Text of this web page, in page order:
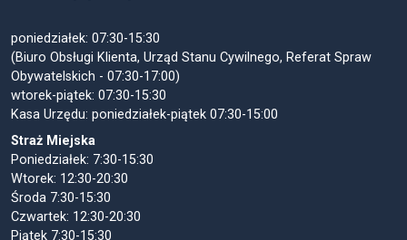
poniedziałek: 07:30-15:30
(Biuro Obsługi Klienta, Urząd Stanu Cywilnego, Referat Spraw
Obywatelskich - 07:30-17:00)
wtorek-piątek: 07:30-15:30
Kasa Urzędu: poniedziałek-piątek 07:30-15:00
Straż Miejska
Poniedziałek: 7:30-15:30
Wtorek: 12:30-20:30
Środa 7:30-15:30
Czwartek: 12:30-20:30
Piątek 7:30-15:30